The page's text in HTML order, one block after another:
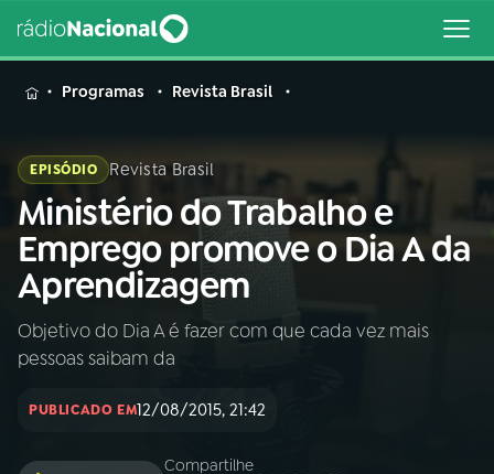
MENU
Buscar
na
Rádio
Nacional
Buscar
AO VIVO
INÍCIO
Programas Revista Brasil
EPISÓDIO Revista Brasil
Ministério do Trabalho e
Emprego promove o Dia A da
Aprendizagem
Objetivo do Dia A é fazer com que cada vez mais
pessoas saibam da
PUBLICADO EM12/08/2015, 21:42
Compartilhe